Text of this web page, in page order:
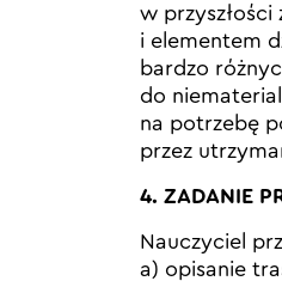
w
i elementem
bardzo
do
na potrzebę
przez
4. ZADANIE
Nauczyciel
a) opisanie